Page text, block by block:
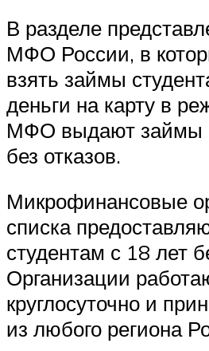
В разделе
МФО России, в
взять займы
деньги на карту в
МФО выдают займы
без отказов.
Микрофинансовые
списка
студентам с 18 лет
Организации
круглосуточно и
из любого региона